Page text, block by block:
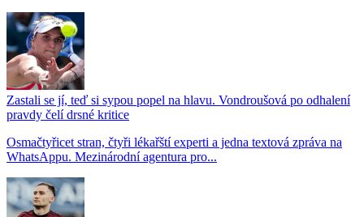
Zastali se jí, teď si sypou popel na hlavu. Vondroušová po odhalení
pravdy čelí drsné kritice
Osmačtyřicet stran, čtyři lékařští experti a jedna textová zpráva na
WhatsAppu. Mezinárodní agentura pro...